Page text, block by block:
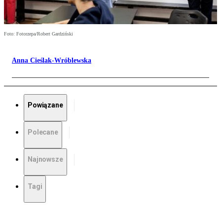
Foto: Fotorzepa/Robert Gardziński
Anna Cieślak-Wróblewska
Powiązane
Polecane
Najnowsze
Tagi